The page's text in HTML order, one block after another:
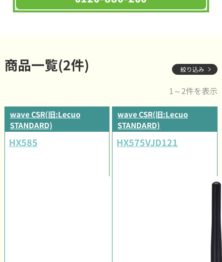
商品一覧(2件) 絞り込み
1～2件を表示
wave CSR(旧:Lecuo
STANDARD)
HX585
wave CSR(旧:Lecuo
STANDARD)
HX575VJD121